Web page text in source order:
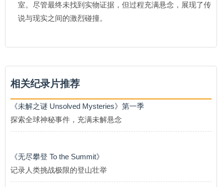
室。尽管最终未找到实物证据，但过程充满悬念，展现了传
说与现实之间的激烈碰撞。
相关纪录片推荐
《未解之谜 Unsolved Mysteries》第一季
探索全球神秘事件，充满未解悬念
《无尽攀登 To the Summit》
记录人类挑战极限的登山壮举